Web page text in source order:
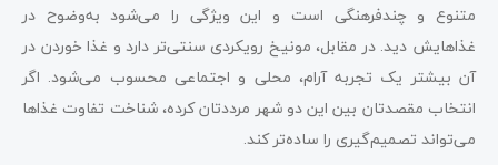
متنوع و چندفرهنگی است و این ویژگی را می‌شود به‌وضوح در
غذاهایش دید. در مقابل، مونیخ رویکردی سنتی‌تر دارد و غذا خوردن در
آن بیشتر یک تجربه آرام، محلی و اجتماعی محسوب می‌شود. اگر
انتخاب مقصدتان بین این دو شهر مرددتان کرده، شناخت تفاوت غذاها
می‌تواند تصمیم‌گیری را ساده‌تر کند.